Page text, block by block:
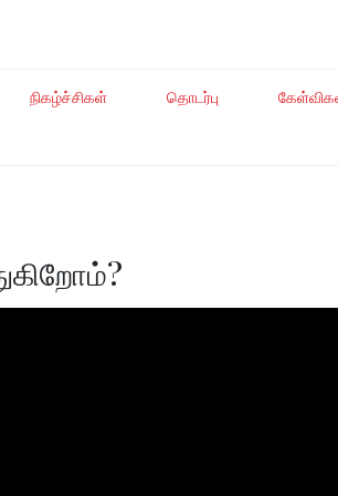
நிகழ்ச்சிகள் தொடர்பு